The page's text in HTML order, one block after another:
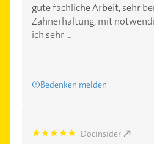
gute fachliche Arbeit, sehr
Zahnerhaltung, mit
ich sehr ...
Bedenken melden
5.0 Docinsider